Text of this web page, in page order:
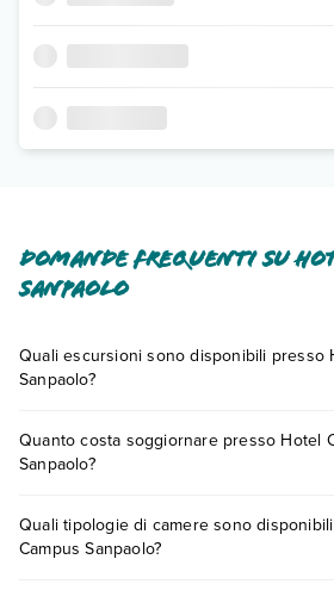
Domande frequenti su
Sanpaolo
Quali escursioni sono disponibili presso
Sanpaolo?
presso Hotel Campus Sanpaolo.
dedicata
Quanto costa soggiornare presso Hotel
Sanpaolo?
vari fattori (per es. date, condizioni
consultare i prezzi, compila il motore
Quali tipologie di camere sono
Campus Sanpaolo?